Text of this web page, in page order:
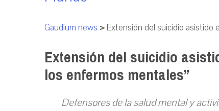
Gaudium news >Extensión del suicidio asistido
Extensión del suicidio
los enfermos mentales”
Defensores de la salud mental y